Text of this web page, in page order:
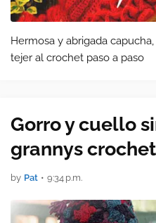
Hermosa y abrigada
tejer al crochet paso a paso
Gorro y cuello
grannys
by Pat • 9:34 p.m.